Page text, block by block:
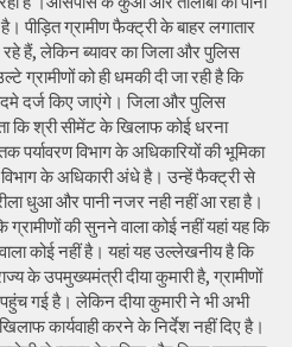
है। पीड़ित ग्रामीण फैक्ट्री के बाहर लगातार
हैं, लेकिन ब्यावर का जिला और पुलिस
ग्रामीणों को ही धमकी दी जा रही है कि
दर्ज किए जाएंगे। जिला और पुलिस
कि श्री सीमेंट के खिलाफ कोई धरना
पर्यावरण विभाग के अधिकारियों की भूमिका
के अधिकारी अंधे है। उन्हें फैक्ट्री से
धुआ और पानी नजर नही नहीं आ रहा है।
की सुनने वाला कोई नहीं यहां यह कि
कोई नहीं है। यहां यह उल्लेखनीय है कि
के उपमुख्यमंत्री दीया कुमारी है, ग्रामीणों
गई है। लेकिन दीया कुमारी ने भी अभी
कार्यवाही करने के निर्देश नहीं दिए है।